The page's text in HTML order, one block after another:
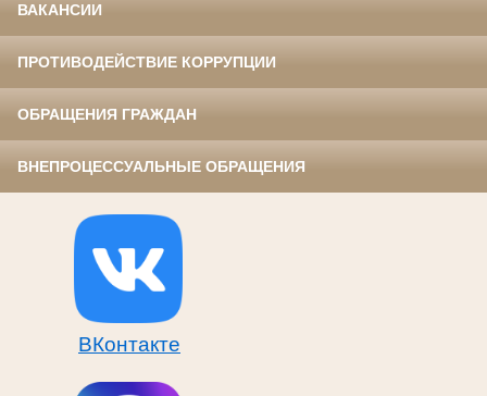
ВАКАНСИИ
ПРОТИВОДЕЙСТВИЕ КОРРУПЦИИ
ОБРАЩЕНИЯ ГРАЖДАН
ВНЕПРОЦЕССУАЛЬНЫЕ ОБРАЩЕНИЯ
ВКонтакте